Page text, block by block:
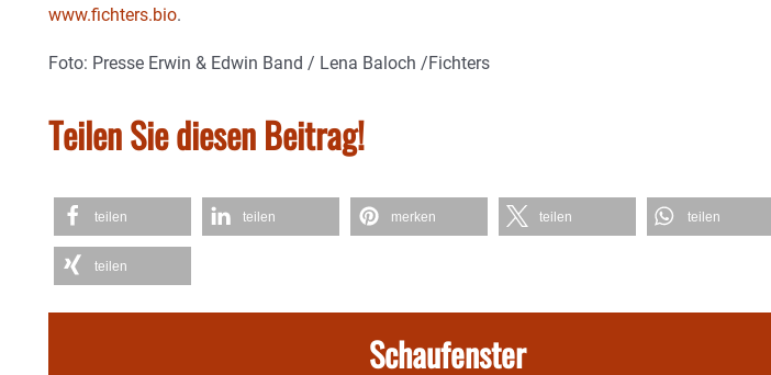
www.fichters.bio.
Foto: Presse Erwin & Edwin Band / Lena Baloch /Fichters
Teilen Sie diesen Beitrag!
teilen teilen merken teilen teilen
teilen
Schaufenster